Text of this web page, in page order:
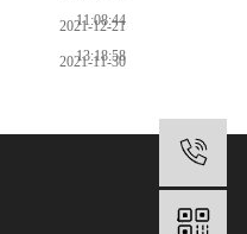
11:08:44
2021-12-21
13:18:58
2021-11-30